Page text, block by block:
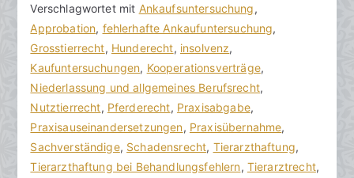
a
k
R
e
c
h
t
s
a
g
v
e
r
ö
f
f
e
n
Verschlagwortet mit Ankaufsuntersuchung,
Approbation, fehlerhafte Ankaufuntersuchung,
Grosstierrecht, Hunderecht, insolvenz,
Kaufuntersuchungen, Kooperationsverträge,
Niederlassung und allgemeines Berufsrecht,
Nutztierrecht, Pferderecht, Praxisabgabe,
Praxisauseinandersetzungen, Praxisübernahme,
Sachverständige, Schadensrecht, Tierarzthaftung,
Tierarzthaftung bei Behandlungsfehlern, Tierarztrecht,
o
m
m
e
n
t
a
r
e